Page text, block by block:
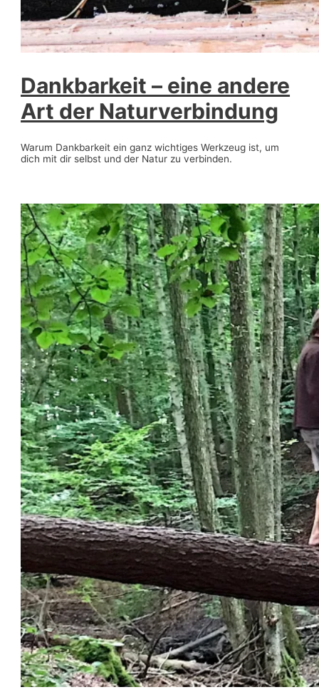
Dankbarkeit – eine andere
Art der Naturverbindung
Warum Dankbarkeit ein ganz wichtiges Werkzeug ist, um
dich mit dir selbst und der Natur zu verbinden.